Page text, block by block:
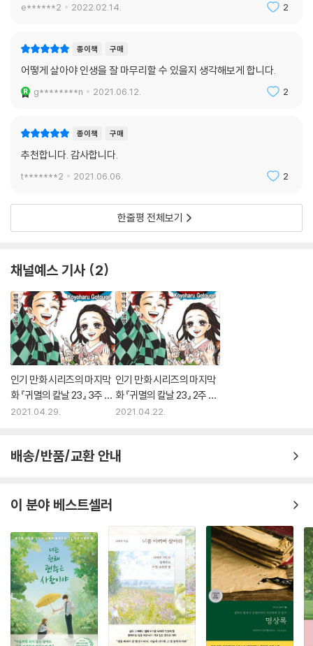
황을 파악하고 환자의 죽음을 받아들이면 쇼피알 연극은 끝나고 주치의는
사망을 선언할 수 있다. 환자의 저승 가는 길은 그렇게 힘들고 험난했다. 가
족들과 의료진은 환자에게 현대의학으로 할 수 있는 모든 최선을 다했다.
그러나 아무도 행복하지 않았고 환자는 너무 힘들게 저승길로 떠났다. 나
이었을까, 하고.
--- p.232
나는 가족들의 동의를 받아 환자의 산소 공급과 승압제 주입을 중단했고
그는 사망했다. 2018년 2월 이전이었다면 나는 살인자가 됐을 것이고, 20
18년 2월 이후라면 합법적으로 연명의료를 중단한 의료진이 된다. 행위는
같으나 불법과 합법의 경계는 애매하고 인간의 판단은 인위적이다. 불법과
법으로 옳고 그름을 따지고자 하는 사람들이 많아진다. 법을 논하는 사람
현장에 발들이지 않고 나중에 문제가 되면 법이라는 이름으로 심판하려고
만 한다. 그러나 책상머리에서는 알 수 없는 일들이 현장에서는 늘 일어난
다.
--- p.240
더 슬픈 것은 이 같은 시스템이 우리를 길들인다는 점이다. 비정상이 오래
되면 무엇이 정상인지 알기 어렵다. 시스템은 더욱 공고 해지고 이 시스템
어진 짧은 시간이 끝나면 울고 있는 환자를 보호자가 끌고 나가고, 밖에서
는 슬퍼하거나 울 수 있는 권리가 없는 걸까? 이 공장식 박리다매 진료에서
불가능한 걸까? 복잡한 시스템 속 작은 톱니바퀴는 오늘도 여지없이 돌아
가면서도 좀처럼 물음표를 지우지 못한다.
--- p.245
내가 목격한 마지막 뒷모습은 때로는 정리되지 않은 돈이었고 사람이기도
했는데, 그것들은 대체로 시끄럽고 혼란스럽게 뒤얽혀 고인에 대한 슬픔을
넘어 분노로, 지리멸렬함으로 끝나고는 했다. 고인이 정리하지 못한 관계
뿐만 아니라 저자가 들려주는 몇 가지 사연들은 ‘연명의료 결정법’에 대해
존엄과는 멀어지고 있는 경우에 보호자와 의료진은 선택의 순간을 맞이한
것인지. 〈존엄한 죽음을 위해서〉이야기 속에서 환자의 아들은 아버지가 편
히 돌아가실 수 있게 임종방에 모셨지만 아버지는 점차 사람의 외형을 잃
떼야 하는지를 고민한다. 법으로는 연명의료 중단이 가능하게 되었으나 그
순간 의사도 보호자도 그 선택을 하기란 쉽지 않고, 저자는 이 이야기를 통
해서 그 선택의 무게를 토로한다.
음을 위해 깊이 고민한다. 우리 대부분은 독자이기 이전에 한 사람이며, 사
람이기에 병으로부터 멀리 있지 않다. 그렇기 때문에 저자가 마주한 환자
의 것이 아니라 우리의 이야기이기도 한 이유다.
김범석 교수는 이 책에서 “뜻하지 않게 자신이 떠나갈 때를 알게 된 사람들
과 여전히 떠날 때를 알지 못하는 사람들을 생각할 때 나는 그 이야기를 함
께 나누고 싶었다. 그것은 우리에게 주어진 시간의 무게를 다시 생각하게
하기 때문이고, 언젠가는 찾아올 ‘나의 죽음’을 마주하게 하기 때문이다”라
고 말했다. 그의 말처럼 《어떤 죽음이 삶에게 말했다》는 암 환자와 가족, 의
사인 저자의 선택과 그들의 모습을 통해 지금 나의 삶을 돌아보게 하고 죽
음에 대한 태도를 돌아보게 하는 책이다. 또한 거기에서 나아가 언젠가 나
생각해보게 만든다.
e******2 2022.02.14. 2
종이책 구매
어떻게 살아야 인생을 잘 마무리할 수 있을지 생각해보게 합니다.
g********n 2021.06.12. 2
종이책 구매
추천합니다. 감사합니다.
t*******2 2021.06.06. 2
한줄평 전체보기
채널예스 기사 2
인기 만화 시리즈의 마지막
화 『귀멸의 칼날 23』 3주 연
속 1위
2021.04.29.
인기 만화 시리즈의 마지막
화 『귀멸의 칼날 23』 2주 연
속 1위 등극
2021.04.22.
배송/반품/교환 안내
이 분야 베스트셀러